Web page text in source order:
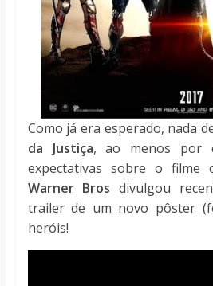
Como já era esperado, nada
da Justiça, ao menos por
expectativas sobre o filme
Warner Brosdivulgou
trailer de um novo pôster
heróis!